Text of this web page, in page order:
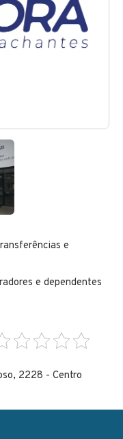
e
e dependentes
2228 - Centro